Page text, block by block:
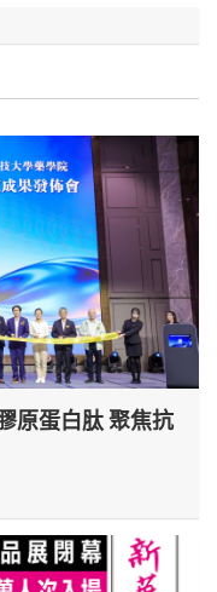
原蛋白肽 聚焦抗